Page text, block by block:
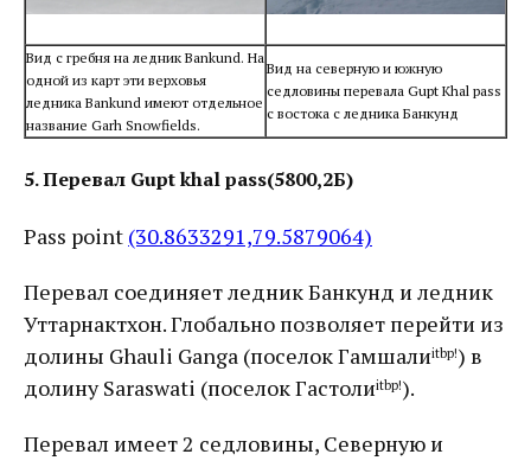
Вид с гребня на ледник Bankund. На
одной из карт эти верховья
ледника Bankund имеют отдельное
название Garh Snowfields.
Вид на северную и южную
седловины перевала Gupt Khal pass
с востока с ледника Банкунд
5. Перевал Gupt khal pass(5800,2Б)
Pass point (30.8633291,79.5879064)
Перевал соединяет ледник Банкунд и ледник
Уттарнактхон. Глобально позволяет перейти из
долины Ghauli Ganga (поселок Гамшалиitbр!) в
долину Saraswati (поселок Гаcтолиitbр!).
Перевал имеет 2 седловины, Северную и